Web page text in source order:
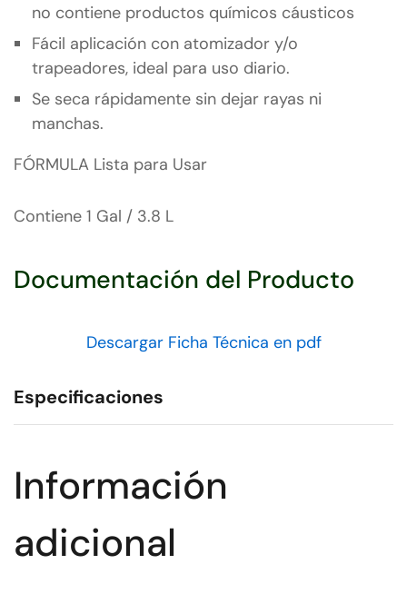
no contiene productos químicos cáusticos
Fácil aplicación con atomizador y/o
trapeadores, ideal para uso diario.
Se seca rápidamente sin dejar rayas ni
manchas.
FÓRMULA Lista para Usar
Contiene 1 Gal / 3.8 L
Documentación del Producto
Descargar Ficha Técnica en pdf
Especificaciones
Información
adicional